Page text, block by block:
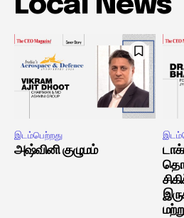
இடம்பெற்றது
அஷ்வினி குழுமம்